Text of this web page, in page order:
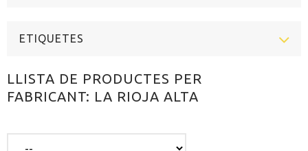
ETIQUETES
LLISTA DE PRODUCTES PER
FABRICANT: LA RIOJA ALTA